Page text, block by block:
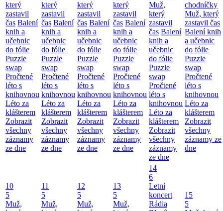
který
zastavil
čas Balení
knih a
učebnic
do fólie
Puzzle
swap
Pročtené
léto s
knihovnou
Léto za
klášterem
Zobrazit
všechny
záznamy
ze dne
který
zastavil
čas Balení
knih a
učebnic
do fólie
Puzzle
swap
Pročtené
léto s
knihovnou
Léto za
klášterem
Zobrazit
všechny
záznamy
ze dne
který
zastavil
čas Balení
knih a
učebnic
do fólie
Puzzle
swap
Pročtené
léto s
knihovnou
Léto za
klášterem
Zobrazit
všechny
záznamy
ze dne
který
zastavil
čas Balení
knih a
učebnic
do fólie
Puzzle
swap
Pročtené
léto s
knihovnou
Léto za
klášterem
Zobrazit
všechny
záznamy
ze dne
Muž,
který
zastavil
čas Balení
knih a
učebnic
do fólie
Puzzle
swap
Pročtené
léto s
knihovnou
Léto za
klášterem
Zobrazit
všechny
záznamy
ze dne
chodníčky
Muž, který
zastavil čas
Balení knih
a učebnic
do fólie
Puzzle
swap
Pročtené
léto s
knihovnou
Léto za
klášterem
Zobrazit
všechny
záznamy ze
dne
10
5
Muž,
11
5
Muž,
12
5
Muž,
13
5
Muž,
14
6
Letní
koncert
Rádia
15
5